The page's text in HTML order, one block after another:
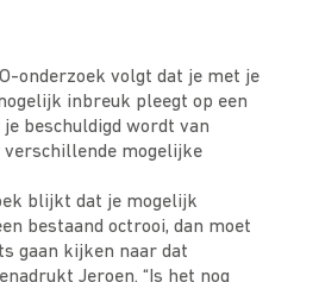
onderzoek volgt dat je met je
inbreuk pleegt op een
beschuldigd wordt van
verschillende mogelijke
blijkt dat je mogelijk
bestaand octrooi, dan moet
gaan kijken naar dat
Jeroen. “Is het nog